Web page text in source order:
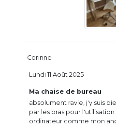
Corinne
Ma chaise de bureau
absolument ravie, j'y suis
par les bras pour
ordinateur comme mon
Lundi 11 Août 2025